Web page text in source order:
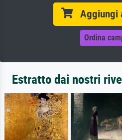
Aggiungi
Ordina
Estratto dai nostri